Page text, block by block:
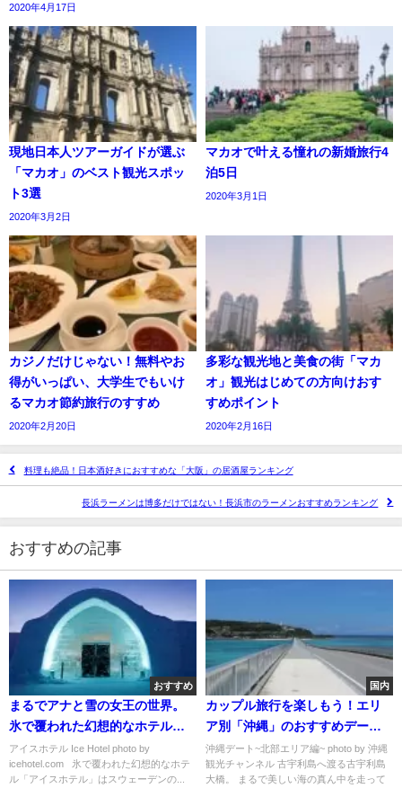
2020年4月17日
現地日本人ツアーガイドが選ぶ
「マカオ」のベスト観光スポッ
ト3選
2020年3月2日
マカオで叶える憧れの新婚旅行4
泊5日
2020年3月1日
カジノだけじゃない！無料やお
得がいっぱい、大学生でもいけ
るマカオ節約旅行のすすめ
2020年2月20日
多彩な観光地と美食の街「マカ
オ」観光はじめての方向けおす
すめポイント
2020年2月16日
料理も絶品！日本酒好きにおすすめな「大阪」の居酒屋ランキング
長浜ラーメンは博多だけではない！長浜市のラーメンおすすめランキング
おすすめの記事
おすすめ
まるでアナと雪の女王の世界。
氷で覆われた幻想的なホテル
「アイスホテル」
アイスホテル Ice Hotel photo by
icehotel.com 氷で覆われた幻想的なホテ
ル「アイスホテル」はスウェーデンの...
国内
カップル旅行を楽しもう！エリ
ア別「沖縄」のおすすめデート
スポット
沖縄デート~北部エリア編~ photo by 沖縄
観光チャンネル 古宇利島へ渡る古宇利島
大橋。 まるで美しい海の真ん中を走って